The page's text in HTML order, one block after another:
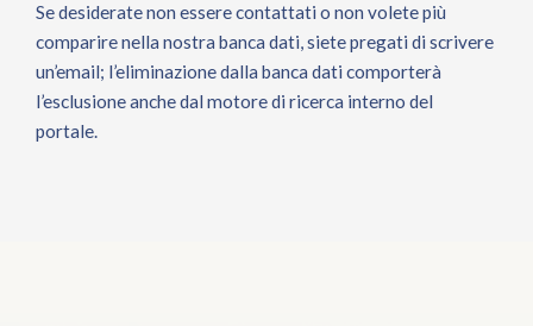
Se desiderate non essere contattati o non volete più
comparire nella nostra banca dati, siete pregati di scrivere
un’email; l’eliminazione dalla banca dati comporterà
l’esclusione anche dal motore di ricerca interno del
portale.